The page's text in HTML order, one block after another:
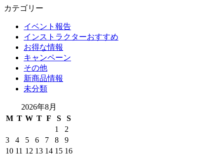
カテゴリー
イベント報告
インストラクターおすすめ
お得な情報
キャンペーン
その他
新商品情報
未分類
2026年8月
M T W T F S
S
1
2
3
4 5 6 7 8
9
10 11 12 13 14 15 16